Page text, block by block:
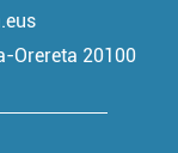
Orereta 20100